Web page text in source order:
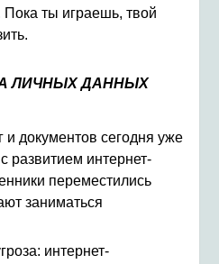
Пока ты играешь, твой
ЛИЧНЫХ ДАННЫХ
документов сегодня уже
развитием интернет-
переместились
заниматься
интернет-